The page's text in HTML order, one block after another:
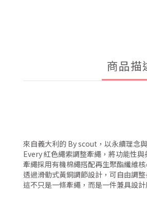
商品描
來自義大利的 By scout，以永續理念
Every 紅色繩索調整牽繩，將功能性
牽繩採用有機棉繩搭配再生聚酯纖維
透過滑動式黃銅調節設計，可自由調
這不只是一條牽繩，而是一件兼具設